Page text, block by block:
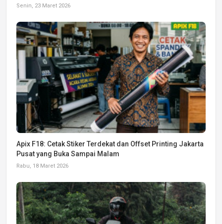
Senin, 23 Maret 2026
Apix F18: Cetak Stiker Terdekat dan Offset Printing Jakarta
Pusat yang Buka Sampai Malam
Rabu, 18 Maret 2026